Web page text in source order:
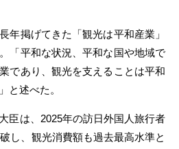
年掲げてきた「観光は平和産業」
「平和な状況、平和な国や地域で
であり、観光を支えることは平和
と述べた。
臣は、2025年の訪日外国人旅行者
し、観光消費額も過去最高水準と